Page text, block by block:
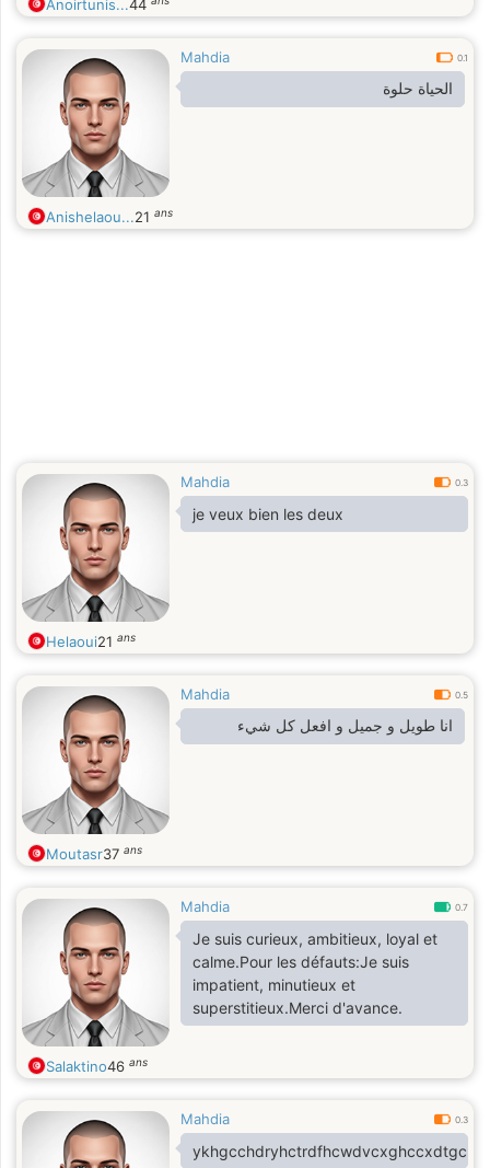
Anoirtunis...44
Mahdia 0.1
الحياة حلوة
Anishelaou...21 ans
Mahdia 0.3
je veux bien les deux
Helaoui21 ans
Mahdia 0.5
انا طويل و جميل و افعل كل شيء
Moutasr37 ans
Mahdia 0.7
Je suis curieux, ambitieux, loyal et
calme.Pour les défauts:Je suis
impatient, minutieux et
superstitieux.Merci d'avance.
Salaktino46 ans
Mahdia 0.3